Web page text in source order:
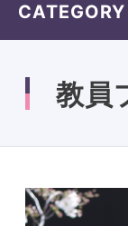
CATEGORY
教員